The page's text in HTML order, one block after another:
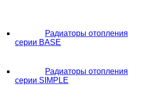
Радиаторы отопления
серии BASE
Радиаторы отопления
серии SIMPLE